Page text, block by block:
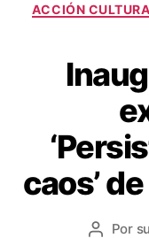
ACCIÓN
caos’
Por